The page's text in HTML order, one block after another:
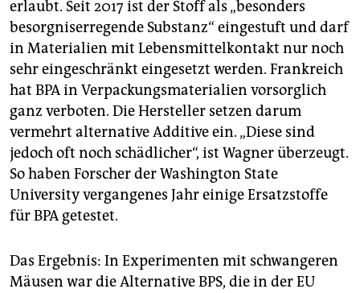
erlaubt. Seit 2017 ist der Stoff als „besonders
besorgniserregende Substanz“ eingestuft und darf
in Materialien mit Lebensmittelkontakt nur noch
sehr eingeschränkt eingesetzt werden. Frankreich
hat BPA in Verpackungsmaterialien vorsorglich
ganz verboten. Die Hersteller setzen darum
vermehrt alternative Additive ein. „Diese sind
jedoch oft noch schädlicher“, ist Wagner überzeugt.
So haben Forscher der Washington State
University vergangenes Jahr einige Ersatzstoffe
für BPA getestet.
Das Ergebnis: In Experimenten mit schwangeren
Mäusen war die Alternative BPS, die in der EU